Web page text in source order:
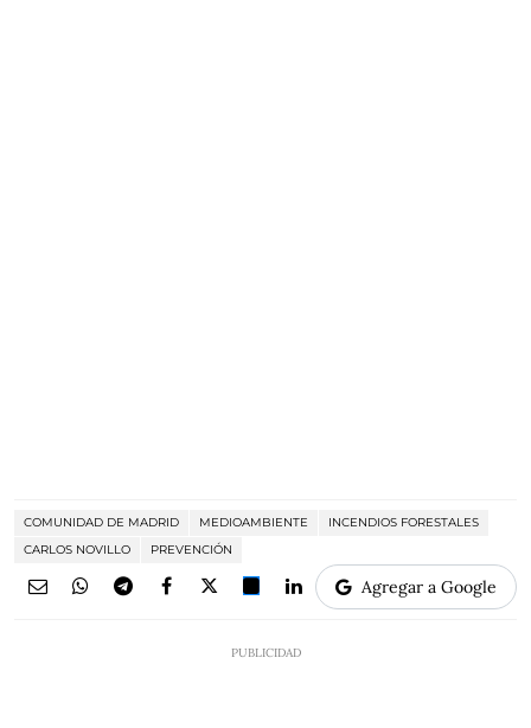
COMUNIDAD DE MADRID MEDIOAMBIENTE
INCENDIOS FORESTALES
CARLOS NOVILLO
PREVENCIÓN
Agregar a Google